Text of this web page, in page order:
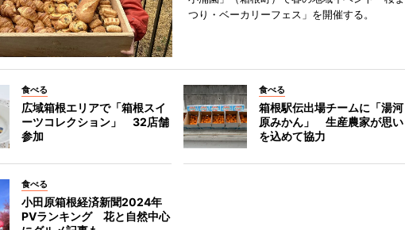
つり・ベーカリーフェス」を開催する。
食べる
広域箱根エリアで「箱根スイ
ーツコレクション」 32店舗
参加
食べる
箱根駅伝出場チームに「湯河
原みかん」 生産農家が思い
を込めて協力
食べる
小田原箱根経済新聞2024年
PVランキング 花と自然中心